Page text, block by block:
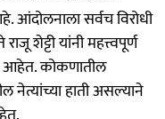
आंदोलनाला सर्वच विरोधी
शेट्टी यांनी महत्त्वपूर्ण
आहेत. कोकणातील
नेत्यांच्या हाती असल्याने